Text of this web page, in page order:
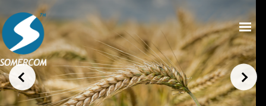
HOME
CHI SIAMO
PRODOTTI